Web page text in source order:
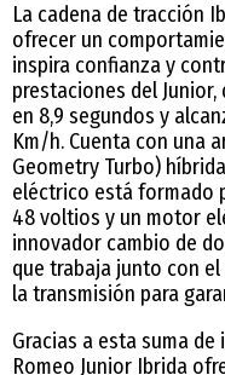
La cadena de tracción
ofrecer un
inspira confianza y
prestaciones del
en 8,9 segundos y
Km/h. Cuenta con una
Geometry Turbo)
eléctrico está formado
48 voltios y un motor
innovador cambio de
que trabaja junto con
la transmisión para
Gracias a esta suma
Romeo Junior Ibrida